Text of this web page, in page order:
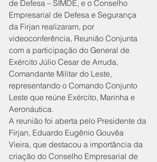
de Defesa – SIMDE, e o Conselho
Empresarial de Defesa e Segurança
da Firjan realizaram, por
videoconferência, Reunião Conjunta
com a participação do General de
Exército Júlio Cesar de Arruda,
Comandante Militar do Leste,
representando o Comando Conjunto
Leste que reúne Exército, Marinha e
Aeronáutica.
A reunião foi aberta pelo Presidente da
Firjan, Eduardo Eugênio Gouvêa
Vieira, que destacou a importância da
criação do Conselho Empresarial de